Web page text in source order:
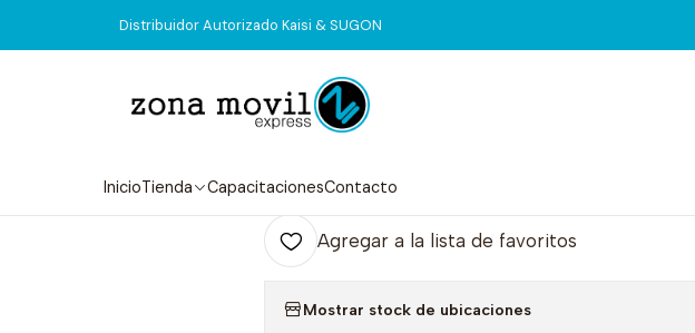
InicioTienda CapacitacionesContacto
Distribuidor Autorizado Kaisi & SUGON
Tienda Equipos iPhone 15 16 Baseband JCID
|
iPhone 15 16 Baseband JCID
Cantidad
Agregar a la lista de favoritos
Mostrar stock de ubicaciones